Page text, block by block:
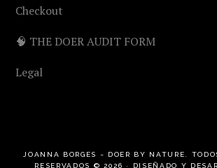
Checkout
🧠 THE DOER AUDIT FORM
Legal
JOANNA BORGES ~ DOER BY NATURE.
RESERVADOS © 2026 · DISEÑADO Y